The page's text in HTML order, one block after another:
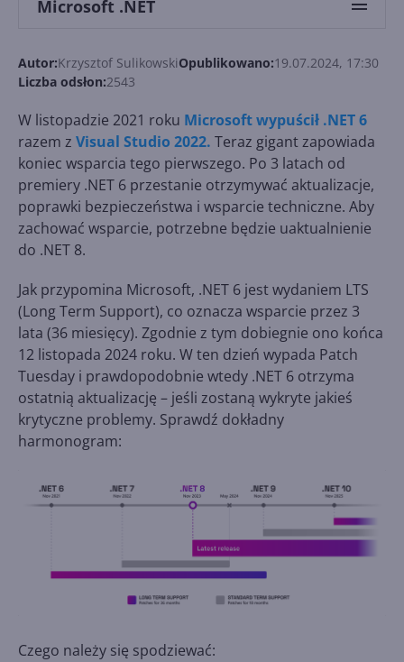
Microsoft .NET
Autor:Krzysztof SulikowskiOpublikowano:19.07.2024, 17:30
Liczba odsłon:2543
W listopadzie 2021 roku Microsoft wypuścił .NET 6
razem z Visual Studio 2022. Teraz gigant zapowiada
koniec wsparcia tego pierwszego. Po 3 latach od
premiery .NET 6 przestanie otrzymywać aktualizacje,
poprawki bezpieczeństwa i wsparcie techniczne. Aby
zachować wsparcie, potrzebne będzie uaktualnienie
do .NET 8.
Jak przypomina Microsoft, .NET 6 jest wydaniem LTS
(Long Term Support), co oznacza wsparcie przez 3
lata (36 miesięcy). Zgodnie z tym dobiegnie ono końca
12 listopada 2024 roku. W ten dzień wypada Patch
Tuesday i prawdopodobnie wtedy .NET 6 otrzyma
ostatnią aktualizację – jeśli zostaną wykryte jakieś
krytyczne problemy. Sprawdź dokładny
harmonogram:
Czego należy się spodziewać: